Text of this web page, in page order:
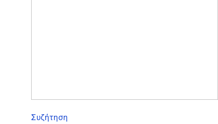
Συζήτηση